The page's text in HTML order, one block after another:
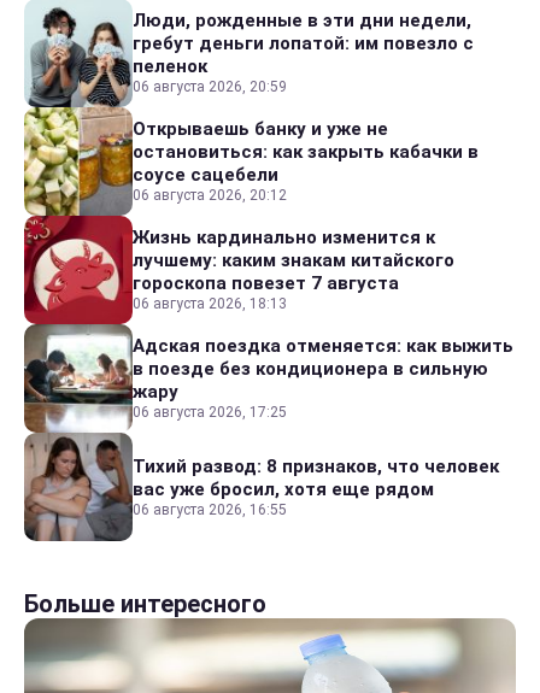
Люди, рожденные в эти дни недели,
гребут деньги лопатой: им повезло с
пеленок
06 августа 2026, 20:59
Открываешь банку и уже не
остановиться: как закрыть кабачки в
соусе сацебели
06 августа 2026, 20:12
Жизнь кардинально изменится к
лучшему: каким знакам китайского
гороскопа повезет 7 августа
06 августа 2026, 18:13
Адская поездка отменяется: как выжить
в поезде без кондиционера в сильную
жару
06 августа 2026, 17:25
Тихий развод: 8 признаков, что человек
вас уже бросил, хотя еще рядом
06 августа 2026, 16:55
Больше интересного